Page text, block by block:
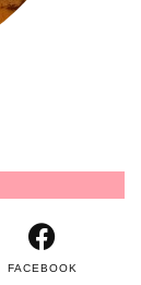
FACEBOOK